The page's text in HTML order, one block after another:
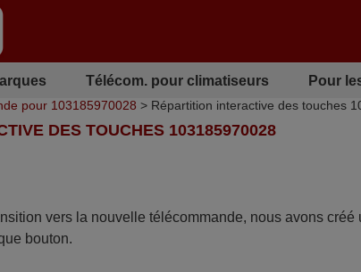
Télécom. pour climatiseurs Pour
pour 103185970028 > Répartition interactive des touches
DES TOUCHES 103185970028
vers la nouvelle télécommande, nous avons
bouton.